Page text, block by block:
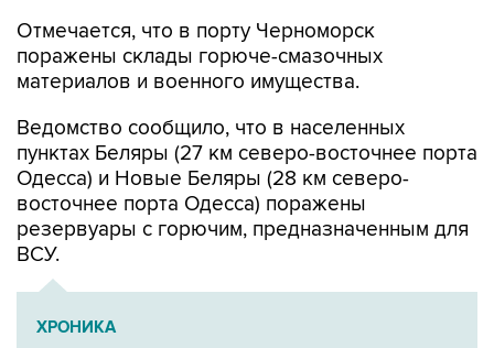
Отмечается, что в порту Черноморск
поражены склады горюче-смазочных
материалов и военного имущества.
Ведомство сообщило, что в населенных
пунктах Беляры (27 км северо-восточнее порта
Одесса) и Новые Беляры (28 км северо-
восточнее порта Одесса) поражены
резервуары с горючим, предназначенным для
ВСУ.
ХРОНИКА